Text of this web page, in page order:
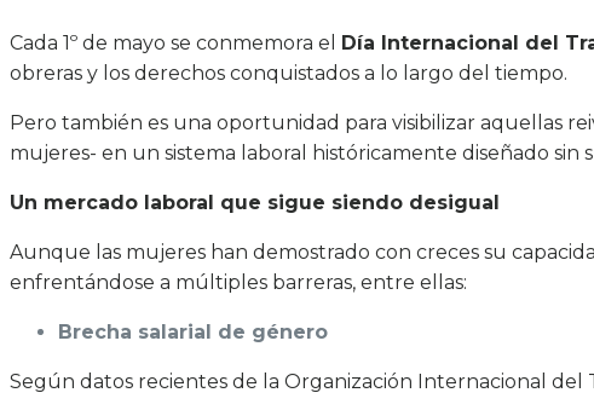
Cada 1º de mayo se conmemora el Día Internacional del
obreras y los derechos conquistados a lo largo del tiempo.
Pero también es una oportunidad para visibilizar aquellas
mujeres- en un sistema laboral históricamente diseñado sin
Un mercado laboral que sigue siendo desigual
Aunque las mujeres han demostrado con creces su
enfrentándose a múltiples barreras, entre ellas:
Brecha salarial de género
Según datos recientes de la Organización Internacional del